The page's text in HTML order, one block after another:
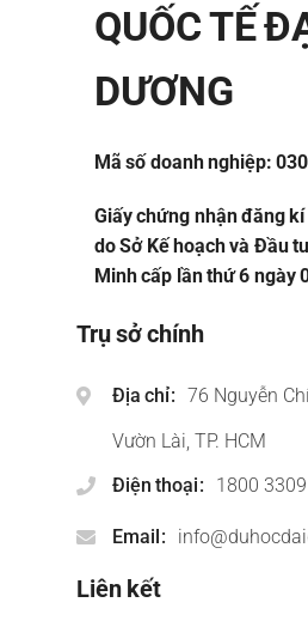
QUỐC TẾ
DƯƠNG
Mã số doanh nghiệp:
Giấy chứng nhận đăng
do Sở Kế hoạch và Đầu
Minh cấp lần thứ 6 ngày
Trụ sở chính
Địa chỉ
76 Nguyễn
Vườn Lài, TP. HCM
Điện thoại
1800 3309
Email
Liên kết